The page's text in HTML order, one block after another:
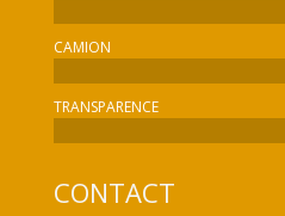
CAMION
TRANSPARENCE
CONTACT